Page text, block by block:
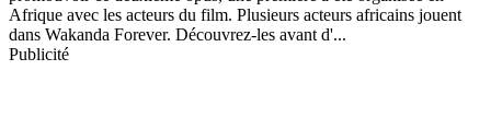
Afrique avec les acteurs du film. Plusieurs acteurs africains jouent
dans Wakanda Forever. Découvrez-les avant d'...
Publicité